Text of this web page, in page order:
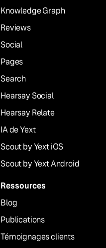
Knowledge Graph
Reviews
Social
Pages
Search
Hearsay Social
Hearsay Relate
IA de Yext
Scout by Yext iOS
Scout by Yext Android
Ressources
Blog
Publications
Témoignages clients